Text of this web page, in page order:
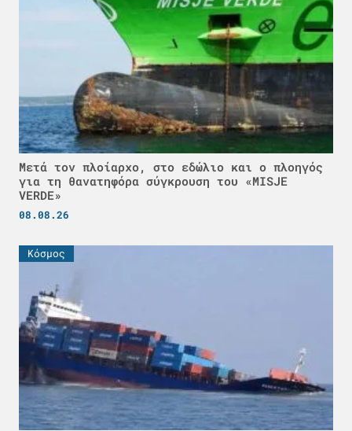
Μετά τον πλοίαρχο, στο εδώλιο και ο πλοηγός
για τη θανατηφόρα σύγκρουση του «MISJE
VERDE»
08.08.26
Κόσμος